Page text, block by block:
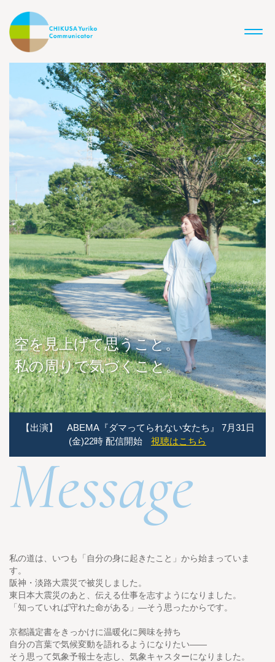
空を見上げて思うこと。
私の周りで気づくこと。
【出演】 ABEMA『ダマってられない女たち』 7月31日
(金)22時 配信開始
視聴はこちら
Message
私の道は、いつも「自分の身に起きたこと」から始まっていま
す。
阪神・淡路大震災で被災しました。
東日本大震災のあと、伝える仕事を志すようになりました。
「知っていれば守れた命がある」―そう思ったからです。
京都議定書をきっかけに温暖化に興味を持ち
自分の言葉で気候変動を語れるようになりたい——
そう思って気象予報士を志し、気象キャスターになりました。